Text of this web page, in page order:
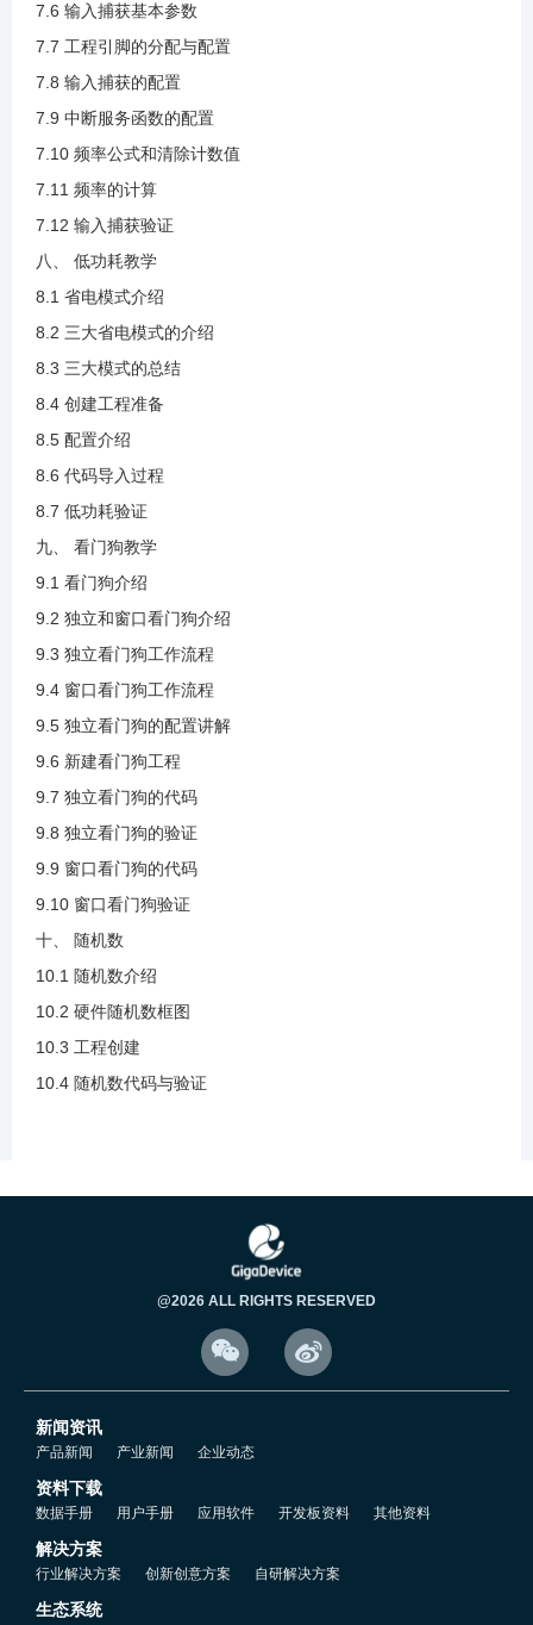
4.7 W25Q64介绍(1).mp4
4.11 SPI配置说明.mp4
4.12 发送与接收函数说明.mp4
4.13 读取设备ID代码说明.mp4
4.15 写入数据流程.mp4
4.16 写数据代码实现.mp4
4.17 读数据代码实现.mp4
4.18 读写验证.mp4
5.2 RTC框图的时钟来源和校准.mp4
5.6 创建RTC工程.mp4
5.7 RTC代码配置.mp4
5.9 读取RTC时间.mp4
5.10 BCD码转10进制说明.mp4
7.6 输入捕获基本参数
7.7 工程引脚的分配与配置
7.8 输入捕获的配置
7.9 中断服务函数的配置
7.10 频率公式和清除计数值
7.11 频率的计算
7.12 输入捕获验证
八、 低功耗教学
8.1 省电模式介绍
8.2 三大省电模式的介绍
8.3 三大模式的总结
8.4 创建工程准备
8.5 配置介绍
8.6 代码导入过程
8.7 低功耗验证
九、 看门狗教学
9.1 看门狗介绍
9.2 独立和窗口看门狗介绍
9.3 独立看门狗工作流程
9.4 窗口看门狗工作流程
9.5 独立看门狗的配置讲解
9.6 新建看门狗工程
9.7 独立看门狗的代码
9.8 独立看门狗的验证
9.9 窗口看门狗的代码
9.10 窗口看门狗验证
十、 随机数
10.1 随机数介绍
10.2 硬件随机数框图
10.3 工程创建
10.4 随机数代码与验证
@2026 ALL RIGHTS RESERVED
 
新闻资讯
产品新闻 产业新闻 企业动态
资料下载
数据手册 用户手册 应用软件 开发板资料 其他资料
解决方案
行业解决方案 创新创意方案 自研解决方案
生态系统